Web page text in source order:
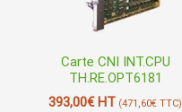
Carte CNI INT.CPU
TH.RE.OPT6181
393,00€HT (471,60€ TTC)